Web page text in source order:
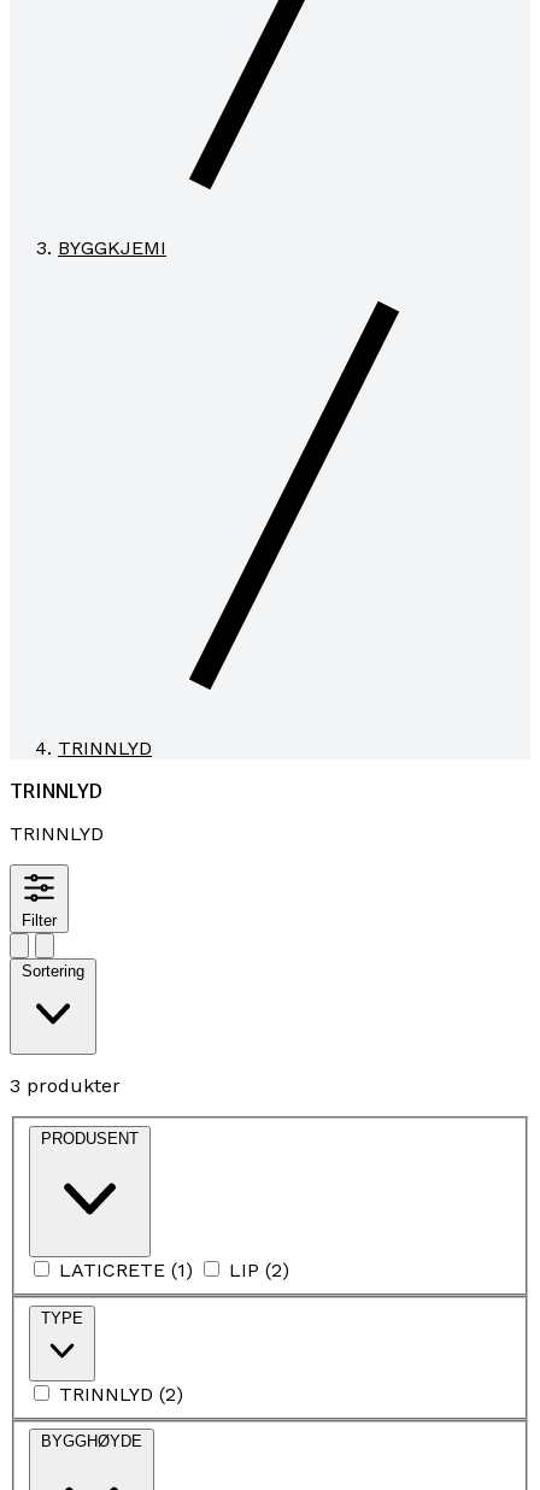
BYGGKJEMI
TRINNLYD
TRINNLYD
TRINNLYD
Filter
Sortering
3 produkter
PRODUSENT
LATICRETE (1) LIP (2)
TYPE
TRINNLYD (2)
BYGGHØYDE